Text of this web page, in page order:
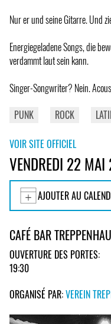
Nur er und seine Gitarre. Und
Energiegeladene Songs, die
verdammt laut sein kann.
Singer-Songwriter? Nein.
PUNK
ROCK
VOIR SITE OFFICIEL
VENDREDI 22
AJOUTER AU
CAFÉ BAR
OUVERTURE DES PORTES:
19:30
ORGANISÉ PAR:VEREIN